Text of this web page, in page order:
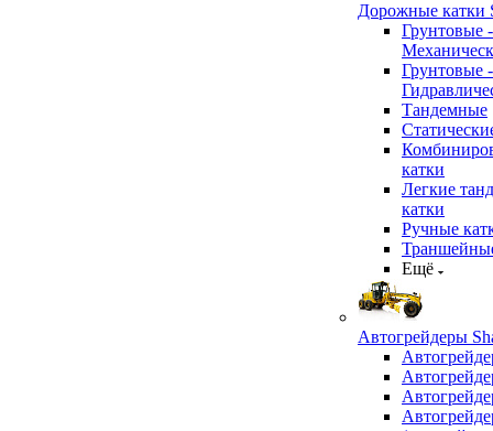
Дорожные катки
Грунтовые -
Грунтовые -
Тандемные
катки
Легкие
катки
Ручные
Ещё
Автогрейдеры